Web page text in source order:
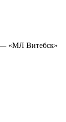
— «МЛ Витебск»